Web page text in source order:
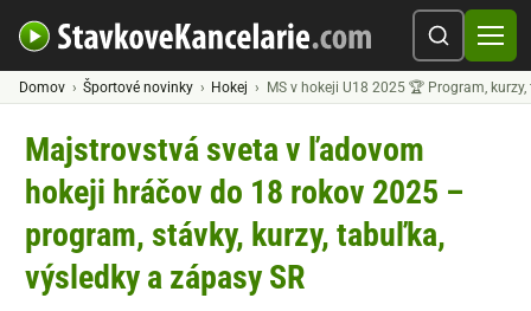
Domov Športové novinky Hokej MS v hokeji U18 2025 🏆 Program,
Majstrovstvá sveta v ľadovom
hokeji hráčov do 18 rokov 2025 –
program, stávky, kurzy, tabuľka,
výsledky a zápasy SR